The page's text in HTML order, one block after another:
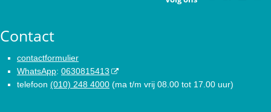
Contact
contactformulier
WhatsApp: 0630815413
telefoon (010) 248 4000 (ma t/m vrij 08.00 tot 17.00 uur)